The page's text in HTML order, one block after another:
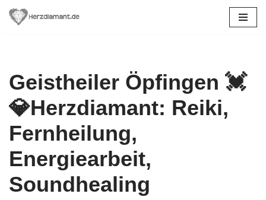
Geistheiler Öpfingen 💓️
💎Herzdiamant: Reiki,
Fernheilung,
Energiearbeit,
Soundhealing